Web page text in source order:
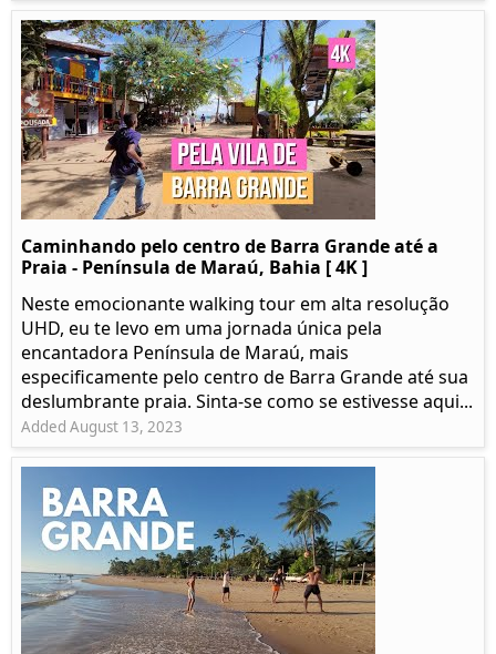
Caminhando pelo centro de Barra Grande até a
Praia - Península de Maraú, Bahia [ 4K ]
Neste emocionante walking tour em alta resolução
UHD, eu te levo em uma jornada única pela
encantadora Península de Maraú, mais
especificamente pelo centro de Barra Grande até sua
deslumbrante praia. Sinta-se como se estivesse aqui...
Added August 13, 2023